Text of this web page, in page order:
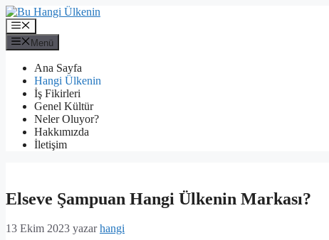
İçeriğe
atla
Menü
Menü
Ana Sayfa
Hangi Ülkenin
İş Fikirleri
Genel Kültür
Neler Oluyor?
Hakkımızda
İletişim
Elseve Şampuan Hangi Ülkenin Markası?
13 Ekim 2023 yazarhangi